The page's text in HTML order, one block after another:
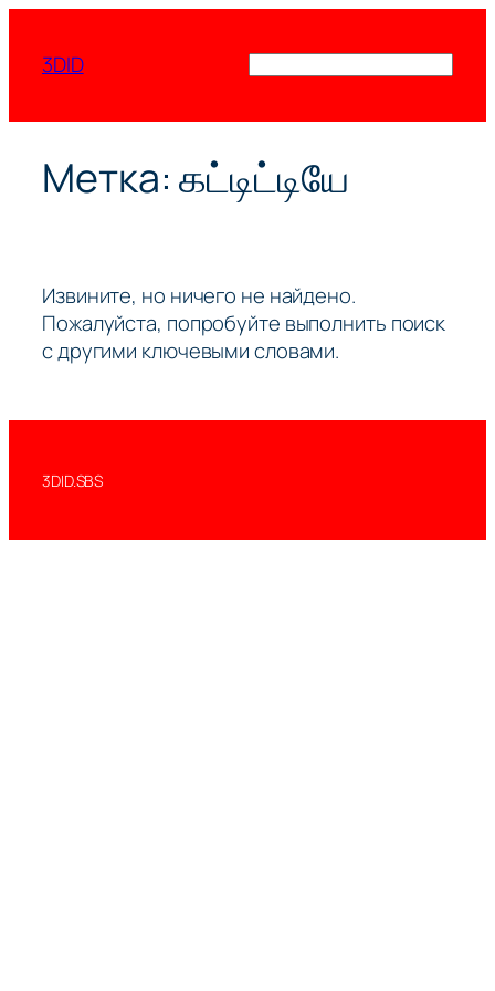
содержимому
3DID
Метка:கட்டிட்டியே
Извините, но ничего не найдено.
Пожалуйста, попробуйте выполнить поиск
с другими ключевыми словами.
3DID.SBS